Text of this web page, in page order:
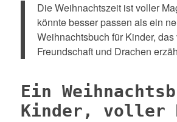
Die Weihnachtszeit ist voller
könnte besser passen als ein
Weihnachtsbuch für Kinder, das
Freundschaft und Drachen
Ein
Kinder, voller